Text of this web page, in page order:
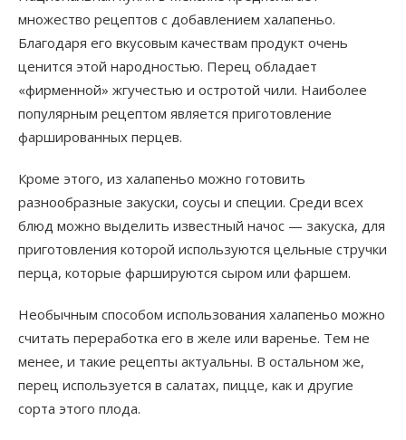
множество рецептов с добавлением халапеньо.
Благодаря его вкусовым качествам продукт очень
ценится этой народностью. Перец обладает
«фирменной» жгучестью и остротой чили. Наиболее
популярным рецептом является приготовление
фаршированных перцев.
Кроме этого, из халапеньо можно готовить
разнообразные закуски, соусы и специи. Среди всех
блюд можно выделить известный начос — закуска, для
приготовления которой используются цельные стручки
перца, которые фаршируются сыром или фаршем.
Необычным способом использования халапеньо можно
считать переработка его в желе или варенье. Тем не
менее, и такие рецепты актуальны. В остальном же,
перец используется в салатах, пицце, как и другие
сорта этого плода.